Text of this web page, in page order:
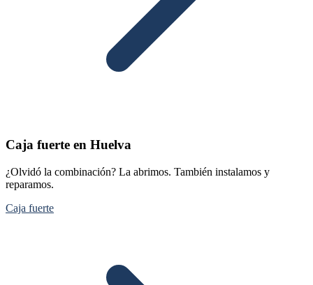
Caja fuerte en Huelva
¿Olvidó la combinación? La abrimos. También instalamos y
reparamos.
Caja fuerte